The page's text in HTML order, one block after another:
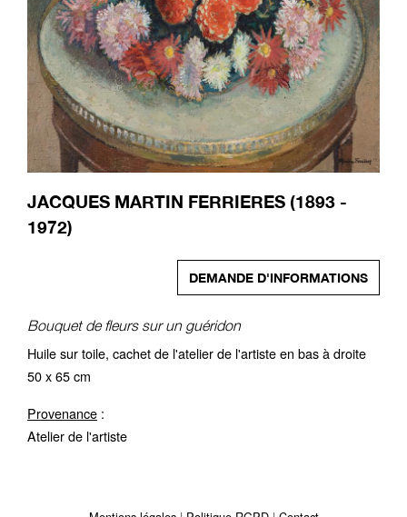
JACQUES MARTIN FERRIERES (1893 -
1972)
DEMANDE D'INFORMATIONS
Bouquet de fleurs sur un guéridon
Huile sur toile, cachet de l'atelier de l'artiste en bas à droite
50 x 65 cm
Provenance :
Atelier de l'artiste